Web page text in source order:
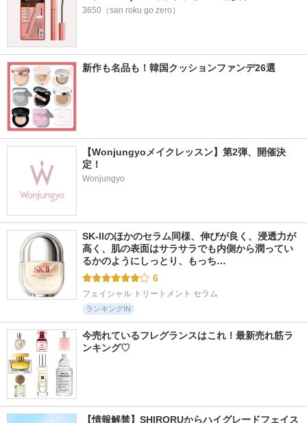
3650（san roku go zero）
新作も名品も！韓国クッションファンデ26選
【Wonjungyoメイクレッスン】第2弾、開催決
定！
Wonjungyo
SK-IIのほかのセラム同様、伸びが良く、浸透力が
高く、肌の表面はサラサラでも内側から潤ってい
るかのようにしっとり、もっち…
6
フェイシャル トリートメント セラム
ランキングIN
今売れているフレグランスはこれ！最新売れ筋ラ
ンキング♡
【情報解禁】SHIRORUからハイグレードフェイス